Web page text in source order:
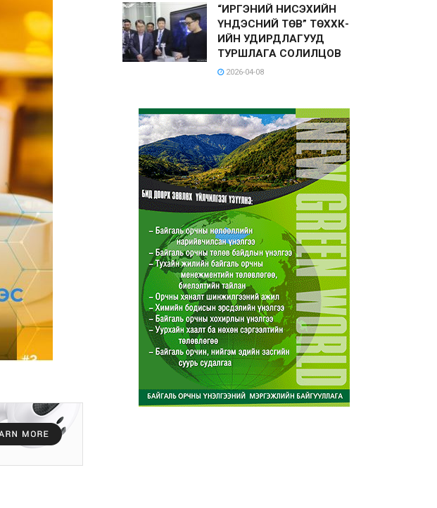
“ИРГЭНИЙ НИСЭХИЙН
ҮНДЭСНИЙ ТӨВ” ТӨХХК-
ИЙН УДИРДЛАГУУД
ТУРШЛАГА СОЛИЛЦОВ
2026-04-08